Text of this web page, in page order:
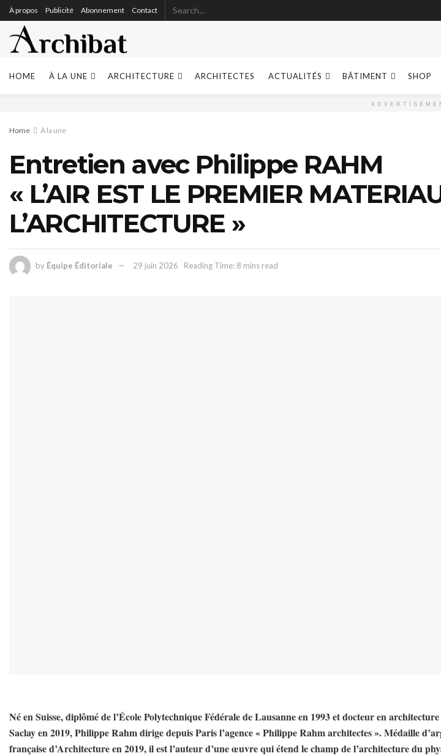
À propos Publicité Abonnement Contact
HOME À LA UNE ARCHITECTURE ARCHITECTES ACTUALITÉS BÂTIMENT SHOP
Home À la une
Entretien avec Philippe RAHM
« L’AIR EST LE PREMIER
L’ARCHITECTURE »
by Équipe Éditoriale 29 juin 2026 Reading Time: 8 mins read
Né en Suisse, diplômé de l’École Polytechnique Fédérale de Lausanne en 1993 et docteur en
Saclay en 2019, Philippe Rahm dirige depuis Paris l’agence « Philippe Rahm architectes ». Médaille
française d’Architecture en 2019, il est l’auteur d’une œuvre qui étend le champ de l’architecture du